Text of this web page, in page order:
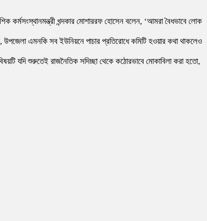
কর্মসংস্থানমন্ত্রী খন্দকার মোশাররফ হোসেন বলেন, ‘আমরা বৈধভাবে লোক
উপজেলা এমনকি সব ইউনিয়নে পাচার প্রতিরোধে কমিটি হওয়ার কথা থাকলেও
যদি শুরুতেই রাজনৈতিক সদিচ্ছা থেকে কঠোরভাবে মোকাবিলা করা হতো,